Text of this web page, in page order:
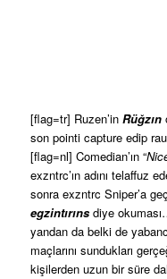
[flag=tr] Ruzen’inRüğzın
son pointi capture edip
[flag=nl] Comedian’ın “
exzntrc’ın adını telaffuz
sonra exzntrc Sniper’a
egzintırıns diye
yandan da belki de
maçlarını sundukları
kişilerden uzun bir süre